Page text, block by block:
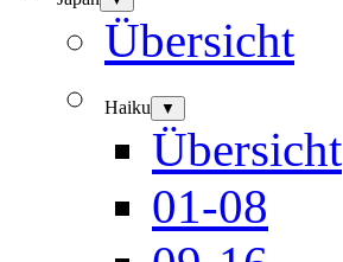
Übersicht
Haiku ▼
Übersicht
01-08